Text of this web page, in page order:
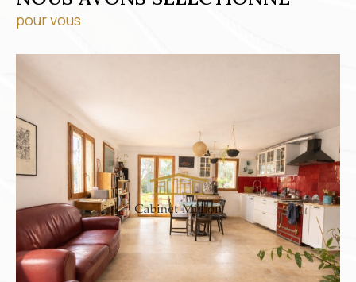
pour vous